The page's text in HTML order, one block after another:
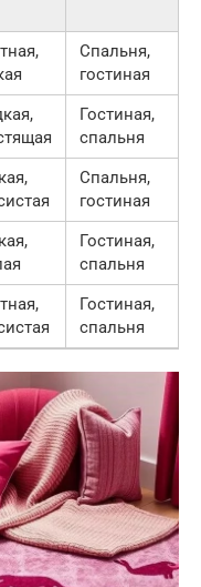
Спальня,
гостиная
Гостиная,
спальня
Спальня,
гостиная
Гостиная,
спальня
Гостиная,
спальня